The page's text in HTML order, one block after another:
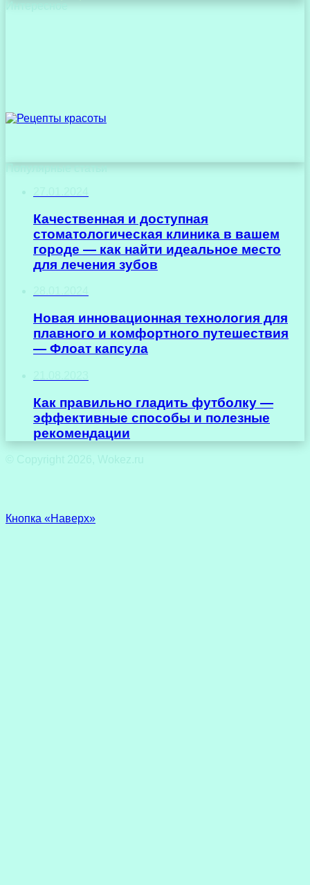
Качественная и доступная
стоматологическая клиника в вашем
городе — как найти идеальное место
для лечения зубов
Новая инновационная технология для
плавного и комфортного путешествия
— Флоат капсула
Как правильно гладить футболку —
эффективные способы и полезные
рекомендации
© Copyright 2026, Wokez.ru
Кнопка «Наверх»